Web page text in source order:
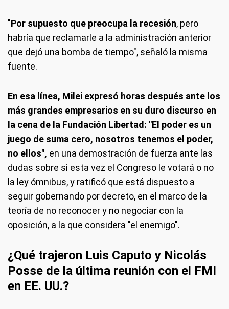
"Por supuesto que preocupa la recesión, pero
habría que reclamarle a la administración anterior
que dejó una bomba de tiempo", señaló la misma
fuente.
En esa línea, Milei expresó horas después ante los
más grandes empresarios en su duro discurso en
la cena de la Fundación Libertad: "El poder es un
juego de suma cero, nosotros tenemos el poder,
no ellos", en una demostración de fuerza ante las
dudas sobre si esta vez el Congreso le votará o no
la ley ómnibus, y ratificó que está dispuesto a
seguir gobernando por decreto, en el marco de la
teoría de no reconocer y no negociar con la
oposición, a la que considera "el enemigo".
¿Qué trajeron Luis Caputo y Nicolás
Posse de la última reunión con el FMI
en EE. UU.?